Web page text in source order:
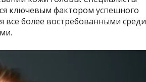
ключевым фактором успешного
все более востребованными среди